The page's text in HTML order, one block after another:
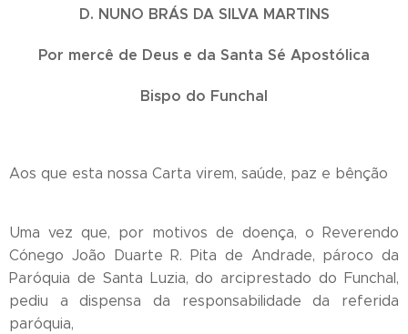
D. NUNO BRÁS DA SILVA MARTINS
Por mercê de Deus e da Santa Sé Apostólica
Bispo do Funchal
Aos que esta nossa Carta virem, saúde, paz e bênção
Uma vez que, por motivos de doença, o Reverendo
Cónego João Duarte R. Pita de Andrade, pároco da
Paróquia de Santa Luzia, do arciprestado do Funchal,
pediu a dispensa da responsabilidade da referida
paróquia,